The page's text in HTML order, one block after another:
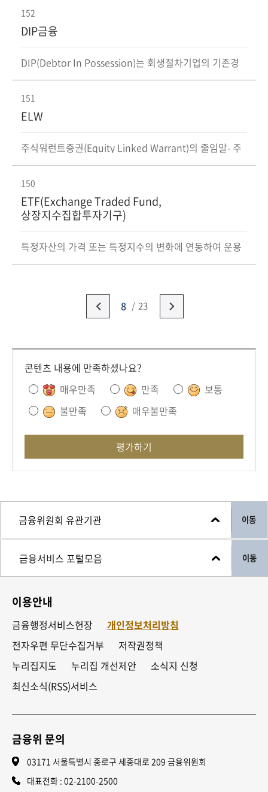
152
DIP금융
DIP(Debtor In Possession)는 회생절차기업의 기존경
151
ELW
주식워런트증권(Equity Linked Warrant)의 줄임말- 주
는 파생결합증권
150
ETF(Exchange Traded Fund,
상장지수집합투자기구)
특정자산의 가격 또는 특정지수의 변화에 연동하여 운용
8 23
콘텐츠 내용에 만족하셨나요?
매우만족
만족
보통
불만족
매우불만족
평가하기
이동
이동
이용안내
금융행정서비스헌장
개인정보처리방침
전자우편 무단수집거부
저작권정책
누리집지도
누리집 개선제안
소식지 신청
최신소식(RSS)서비스
금융위 문의
03171 서울특별시 종로구 세종대로 209 금융위원회
대표전화 : 02-2100-2500